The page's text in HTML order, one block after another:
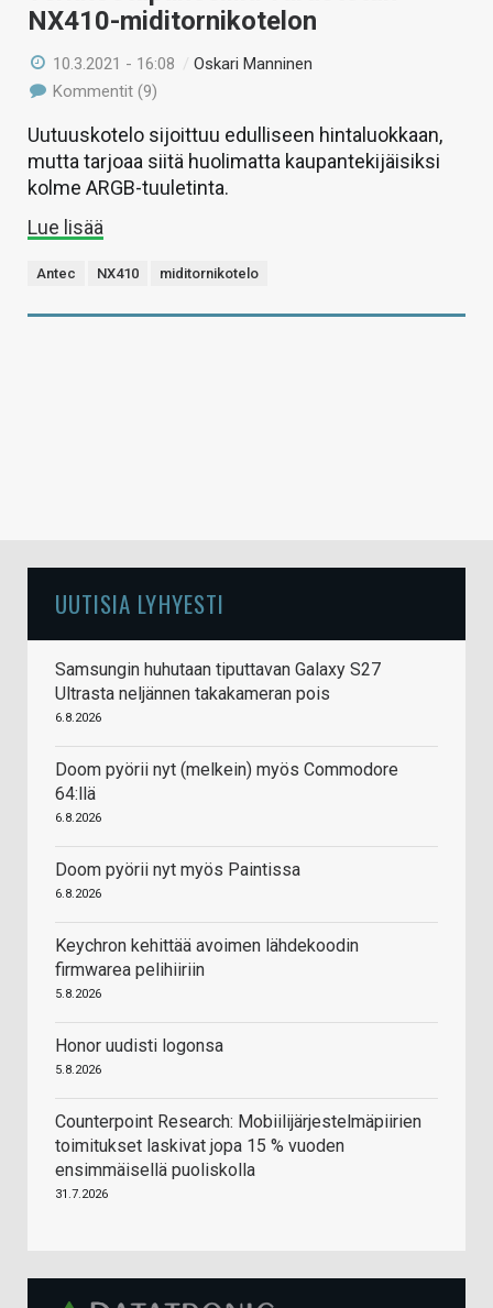
NX410-miditornikotelon
10.3.2021 - 16:08 /Oskari Manninen
Kommentit (9)
Uutuuskotelo sijoittuu edulliseen hintaluokkaan,
mutta tarjoaa siitä huolimatta kaupantekijäisiksi
kolme ARGB-tuuletinta.
Lue lisää
Antec NX410 miditornikotelo
UUTISIA LYHYESTI
Samsungin huhutaan tiputtavan Galaxy S27
Ultrasta neljännen takakameran pois
6.8.2026
Doom pyörii nyt (melkein) myös Commodore
64:llä
6.8.2026
Doom pyörii nyt myös Paintissa
6.8.2026
Keychron kehittää avoimen lähdekoodin
firmwarea pelihiiriin
5.8.2026
Honor uudisti logonsa
5.8.2026
Counterpoint Research: Mobiilijärjestelmäpiirien
toimitukset laskivat jopa 15 % vuoden
ensimmäisellä puoliskolla
31.7.2026